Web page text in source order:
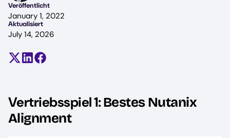
Veröffentlicht
January 1, 2022
Aktualisiert
July 14, 2026
Teilen auf X (früher Twitter)
Auf LinkedIn teilen
Auf Facebook teilen
Vertriebsspiel 1:Bestes Nutanix
Alignment